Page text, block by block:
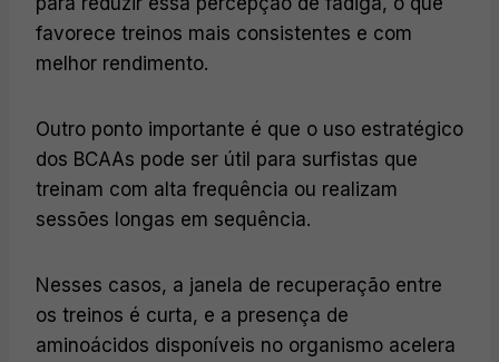
favorece treinos mais consistentes e com
melhor rendimento.
Outro ponto importante é que o uso estratégico
dos BCAAs pode ser útil para surfistas que
treinam com alta frequência ou realizam
sessões longas em sequência.
Nesses casos, a janela de recuperação entre
os treinos é curta, e a presença de
aminoácidos disponíveis no organismo acelera